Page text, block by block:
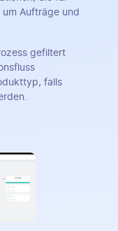
Aufträge und
gefiltert
falls